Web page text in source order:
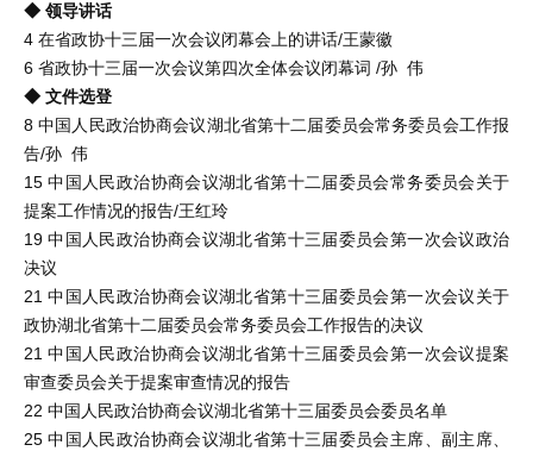
◆ 领导讲话
4 在省政协十三届一次会议闭幕会上的讲话/王蒙徽
6 省政协十三届一次会议第四次全体会议闭幕词 /孙 伟
◆ 文件选登
8 中国人民政治协商会议湖北省第十二届委员会常务委员会工作报
告/孙 伟
15 中国人民政治协商会议湖北省第十二届委员会常务委员会关于
提案工作情况的报告/王红玲
19 中国人民政治协商会议湖北省第十三届委员会第一次会议政治
决议
21 中国人民政治协商会议湖北省第十三届委员会第一次会议关于
政协湖北省第十二届委员会常务委员会工作报告的决议
21 中国人民政治协商会议湖北省第十三届委员会第一次会议提案
审查委员会关于提案审查情况的报告
22 中国人民政治协商会议湖北省第十三届委员会委员名单
25 中国人民政治协商会议湖北省第十三届委员会主席、副主席、